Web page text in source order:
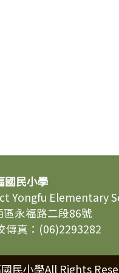
國民小學
Yongfu Elementary
永福路二段86號
傳真：(06)2293282
民小學All Rights